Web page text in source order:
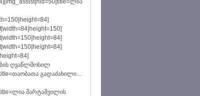
ღვაწლმოსილ
გადაძახილი...
მარტაშვილის